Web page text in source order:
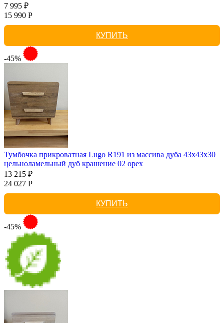
7 995 ₽
15 990 Р
КУПИТЬ
-45%
Тумбочка прикроватная Lugo R191 из массива дуба 43х43х30
цельноламельный дуб крашение 02 орех
13 215 ₽
24 027 Р
КУПИТЬ
-45%